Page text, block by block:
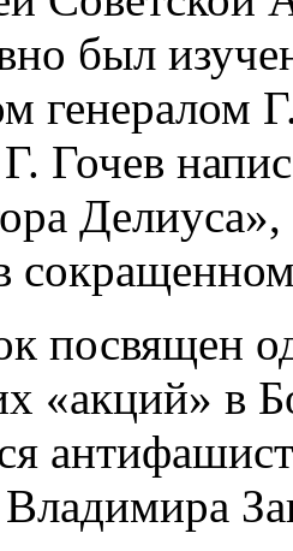
был
генералом
Гочев
посвящен
«акций»